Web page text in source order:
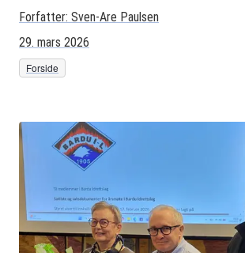
Forfatter: Sven-Are Paulsen
29. mars 2026
Forside